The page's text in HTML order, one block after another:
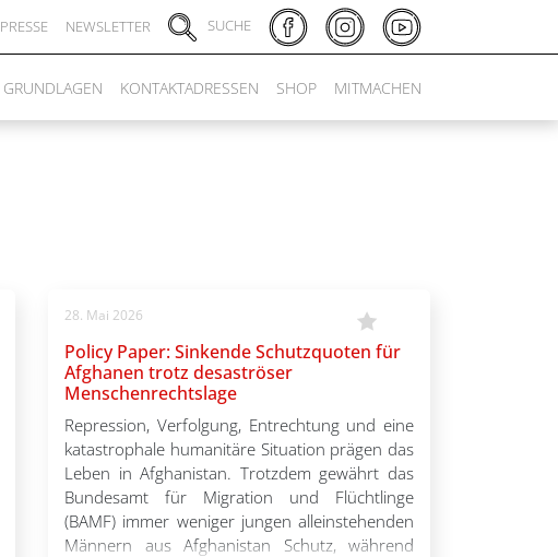
PRESSE NEWSLETTER SUCHE
GRUNDLAGEN KONTAKTADRESSEN SHOP MITMACHEN
28. Mai 2026
Policy Paper: Sinkende Schutzquoten für
Afghanen trotz desaströser
Menschenrechtslage
Repression, Verfolgung, Entrechtung und eine
katastrophale humanitäre Situation prägen das
Leben in Afghanistan. Trotzdem gewährt das
Bundesamt für Migration und Flüchtlinge
(BAMF) immer weniger jungen alleinstehenden
Männern aus Afghanistan Schutz, während